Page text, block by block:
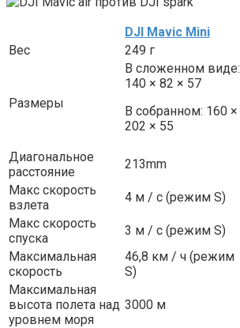
DJI Mavic Mini
Вес
249 г
Размеры
В сложенном виде:
140 × 82 × 57
В собранном: 160 ×
202 × 55
Диагональное
расстояние
213mm
Макс скорость
взлета
4 м / с (режим S)
Макс скорость
спуска
3 м / с (режим S)
Максимальная
скорость
46,8 км / ч (режим
S)
Максимальная
высота полета над
уровнем моря
3000 м